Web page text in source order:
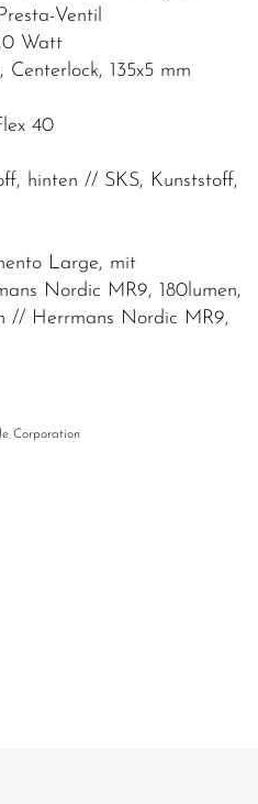
Ventil
Watt
135x5 mm
40
hinten // SKS, Kunststoff,
Large, mit
Nordic MR9, 180lumen,
// Herrmans Nordic MR9,
Corporation